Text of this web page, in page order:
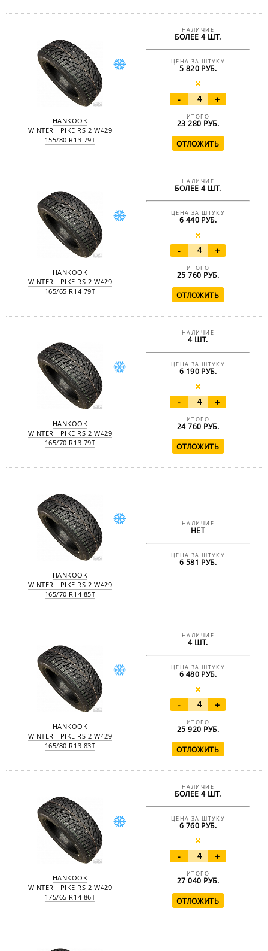
HANKOOK
WINTER I PIKE RS 2 W429
155/80 R13 79T
НАЛИЧИЕ
БОЛЕЕ 4 ШТ.
ЦЕНА ЗА ШТУКУ
5 820 РУБ.
- +
ИТОГО
23 280 РУБ.
HANKOOK
WINTER I PIKE RS 2 W429
165/65 R14 79T
НАЛИЧИЕ
БОЛЕЕ 4 ШТ.
ЦЕНА ЗА ШТУКУ
6 440 РУБ.
- +
ИТОГО
25 760 РУБ.
HANKOOK
WINTER I PIKE RS 2 W429
165/70 R13 79T
НАЛИЧИЕ
4 ШТ.
ЦЕНА ЗА ШТУКУ
6 190 РУБ.
- +
ИТОГО
24 760 РУБ.
HANKOOK
WINTER I PIKE RS 2 W429
165/70 R14 85T
НАЛИЧИЕ
НЕТ
ЦЕНА ЗА ШТУКУ
6 581 РУБ.
HANKOOK
WINTER I PIKE RS 2 W429
165/80 R13 83T
НАЛИЧИЕ
4 ШТ.
ЦЕНА ЗА ШТУКУ
6 480 РУБ.
- +
ИТОГО
25 920 РУБ.
HANKOOK
WINTER I PIKE RS 2 W429
175/65 R14 86T
НАЛИЧИЕ
БОЛЕЕ 4 ШТ.
ЦЕНА ЗА ШТУКУ
6 760 РУБ.
- +
ИТОГО
27 040 РУБ.